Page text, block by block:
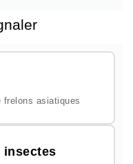
asiatiques
insectes